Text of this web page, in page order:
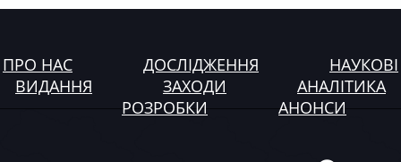
ПРО НАС ДОСЛІДЖЕННЯ
НАУКОВІ
ВИДАННЯ
ЗАХОДИ
АНАЛІТИКА
РОЗРОБКИ
АНОНСИ